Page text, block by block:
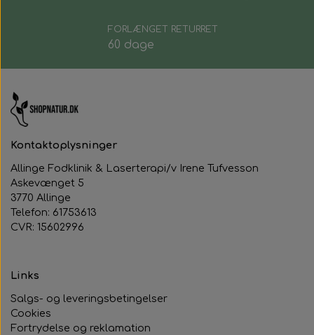
FORLÆNGET RETURRET
60 dage
Kontaktoplysninger
Allinge Fodklinik & Laserterapi/v Irene Tufvesson
Askevænget 5
3770 Allinge
Telefon: 61753613
CVR: 15602996
Links
Salgs- og leveringsbetingelser
Cookies
Fortrydelse og reklamation